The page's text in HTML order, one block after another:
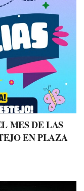
MES DE LAS
EN PLAZA